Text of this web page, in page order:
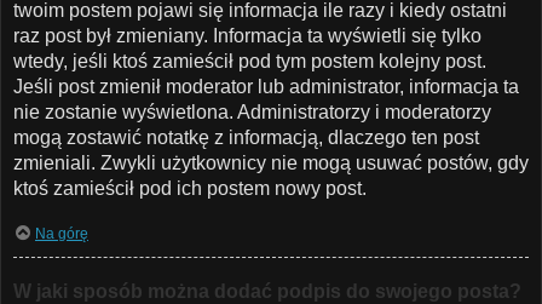
twoim postem pojawi się informacja ile razy i kiedy ostatni
raz post był zmieniany. Informacja ta wyświetli się tylko
wtedy, jeśli ktoś zamieścił pod tym postem kolejny post.
Jeśli post zmienił moderator lub administrator, informacja ta
nie zostanie wyświetlona. Administratorzy i moderatorzy
mogą zostawić notatkę z informacją, dlaczego ten post
zmieniali. Zwykli użytkownicy nie mogą usuwać postów, gdy
ktoś zamieścił pod ich postem nowy post.
Na górę
W jaki sposób można dodać podpis do swojego posta?